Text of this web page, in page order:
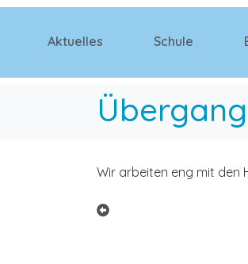
Aktuelles Schule
Wir arbeiten eng mit den